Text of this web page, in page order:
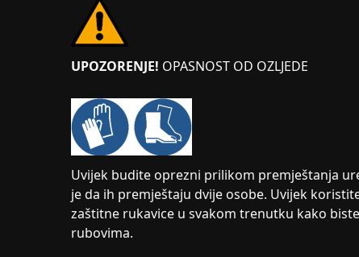
UPOZORENJE! OPASNOST OD OZLJEDE
Uvijek budite oprezni prilikom premještanja
je da ih premještaju dvije osobe. Uvijek
zaštitne rukavice u svakom trenutku kako
rubovima.